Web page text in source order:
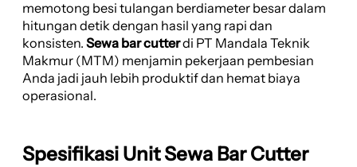
memotong besi tulangan berdiameter besar dalam
hitungan detik dengan hasil yang rapi dan
konsisten. Sewa bar cutterdi PT Mandala Teknik
Makmur (MTM) menjamin pekerjaan pembesian
Anda jadi jauh lebih produktif dan hemat biaya
operasional.
Spesifikasi Unit Sewa Bar Cutter